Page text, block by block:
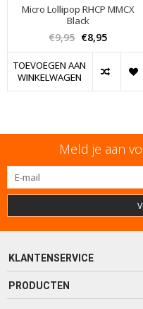
Micro Lollipop RHCP MMCX
Black
€9,95 €8,95
TOEVOEGEN AAN
WINKELWAGEN
Meld je aan
KLANTENSERVICE
PRODUCTEN